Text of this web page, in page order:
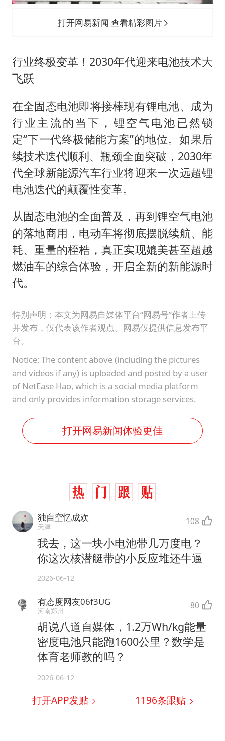
打开网易新闻 查看精彩图片
行业终极变革！2030年代迎来电池技术大
飞跃
在全固态电池即将接棒现有锂电池、成为
行业主流的当下，锂空气电池已然锁
定“下一代终极储能方案”的地位。如果后
续技术迭代顺利、瓶颈全面突破，2030年
代全球新能源汽车行业将迎来一次远超锂
电池迭代的颠覆性变革。
从固态电池的全面普及，再到锂空气电池
的落地商用，电动车将彻底摆脱续航、能
耗、重量的桎梏，真正实现媲美甚至超越
燃油车的综合体验，开启全新的新能源时
代。
特别声明：本文为网易自媒体平台“网易号”作者上传
并发布，仅代表该作者观点。网易仅提供信息发布平
台。
Notice: The content above (including the pictures
and videos if any) is uploaded and posted by a user
of NetEase Hao, which is a social media platform
and only provides information storage services.
打开网易新闻体验更佳
独自空忆成欢
天津 108
我去，这一块小电池带几万度电？
你这次核潜艇带的小反应堆还牛逼
2026-06-12
有态度网友06f3UG
河南郑州 80
胡说八道自媒体，1.2万Wh/kg能量
密度电池只能跑1600公里？数学是
体育老师教的吗？
2026-06-12
打开APP发贴 1196条跟贴